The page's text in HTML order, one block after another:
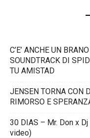
C’E’ ANCHE UN
SOUNDTRACK DI
TU AMISTAD
JENSEN TORNA CON
RIMORSO E
30 DIAS – Mr. Don x
video)